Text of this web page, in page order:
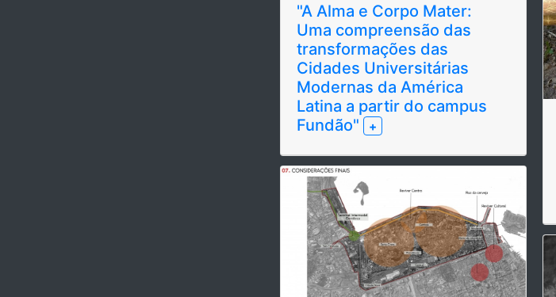
"A Alma e Corpo Mater:
Uma compreensão das
transformações das
Cidades Universitárias
Modernas da América
Latina a partir do campus
Fundão"
+